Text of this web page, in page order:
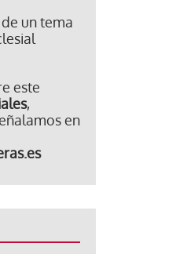
un tema
este
,
en